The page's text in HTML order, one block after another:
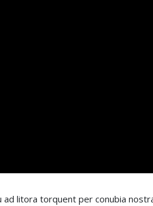
litora torquent per conubia